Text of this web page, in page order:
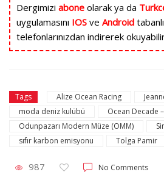
Dergimizi abone olarak ya da
uygulamasını IOS ve Android
telefonlarınızdan indirerek
Tags Alize Ocean Racing
moda deniz kulübü
Ocean Decade
Odunpazarı Modern Müze (OMM)
sıfır karbon emisyonu
Tolga Pamir
987 No Comments